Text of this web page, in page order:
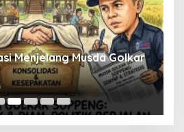
Menjelang Musda Golkar